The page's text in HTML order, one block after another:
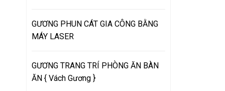
GƯƠNG PHUN CÁT GIA CÔNG BẰNG
MÁY LASER
GƯƠNG TRANG TRÍ PHÒNG ĂN BÀN
ĂN { Vách Gương }